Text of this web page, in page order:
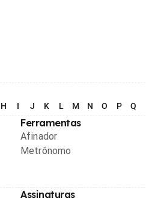
H I J K L M N O P Q
Ferramentas
Afinador
Metrônomo
Assinaturas